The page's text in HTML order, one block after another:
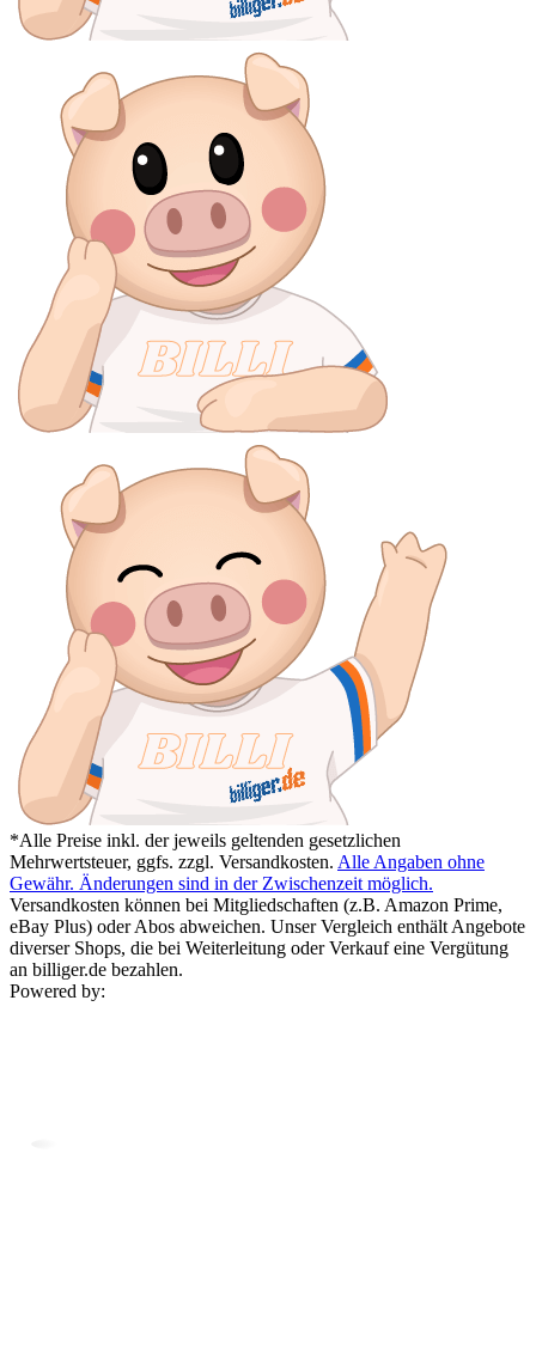
*Alle Preise inkl. der jeweils geltenden gesetzlichen
Mehrwertsteuer, ggfs. zzgl. Versandkosten. Alle Angaben ohne
Gewähr. Änderungen sind in der Zwischenzeit möglich.
Versandkosten können bei Mitgliedschaften (z.B. Amazon Prime,
eBay Plus) oder Abos abweichen. Unser Vergleich enthält Angebote
diverser Shops, die bei Weiterleitung oder Verkauf eine Vergütung
an billiger.de bezahlen.
Powered by: